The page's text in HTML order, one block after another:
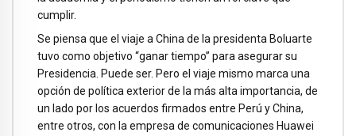
cumplir.
Se piensa que el viaje a China de la presidenta Boluarte
tuvo como objetivo “ganar tiempo” para asegurar su
Presidencia. Puede ser. Pero el viaje mismo marca una
opción de política exterior de la más alta importancia, de
un lado por los acuerdos firmados entre Perú y China,
entre otros, con la empresa de comunicaciones Huawei